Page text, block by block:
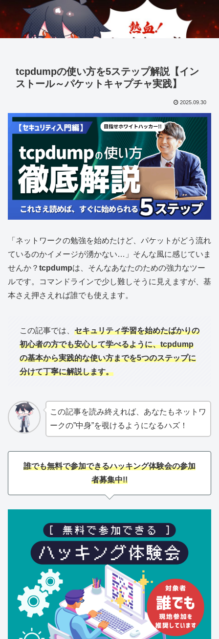
tcpdumpの使い方を5ステップ解説【イン
ストール～パケットキャプチャ実践】
2025.09.30
「ネットワークの勉強を始めたけど、パケットがどう流れ
ているのかイメージが湧かない…」そんな風に感じていま
せんか？ tcpdumpは、そんなあなたのための強力なツー
ルです。コマンドラインで少し難しそうに見えますが、基
本さえ押さえれば誰でも使えます。
この記事では、 セキュリティ学習を始めたばかりの
初心者の方でも安心して学べるように、tcpdump
の基本から実践的な使い方までを5つのステップに
分けて丁寧に解説します。
この記事を読み終えれば、あなたもネットワ
ークの”中身”を覗けるようになるハズ！
誰でも無料で参加できるハッキング体験会の参加
者募集中!!